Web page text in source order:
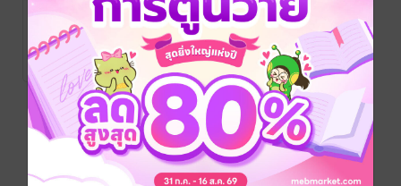
เสน่ห์รัก หัวใจ
ฉวีรักษ์
นิยายโรมานซ์
1 Rating
หน้าที่ 1